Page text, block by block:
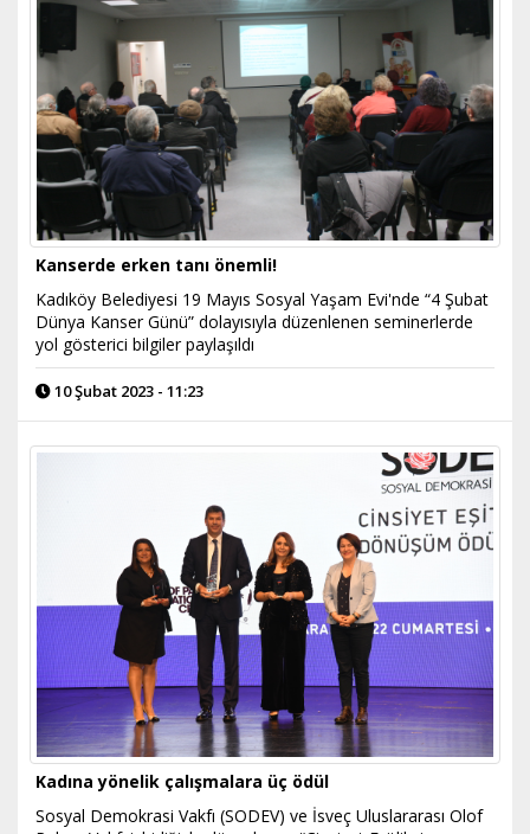
Kanserde erken tanı önemli!
Kadıköy Belediyesi 19 Mayıs Sosyal Yaşam Evi'nde “4 Şubat
Dünya Kanser Günü” dolayısıyla düzenlenen seminerlerde
yol gösterici bilgiler paylaşıldı
10 Şubat 2023 - 11:23
Kadına yönelik çalışmalara üç ödül
Sosyal Demokrasi Vakfı (SODEV) ve İsveç Uluslararası Olof